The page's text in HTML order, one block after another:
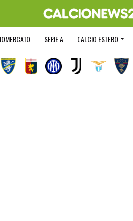
SERIE A CALCIO ESTERO